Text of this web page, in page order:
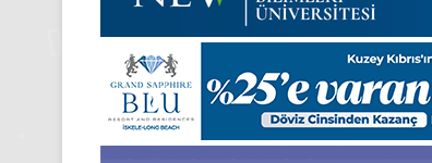
Pazartesi
2025,
Medya
manşetleri
24 Kasım 2025
24 Kasım